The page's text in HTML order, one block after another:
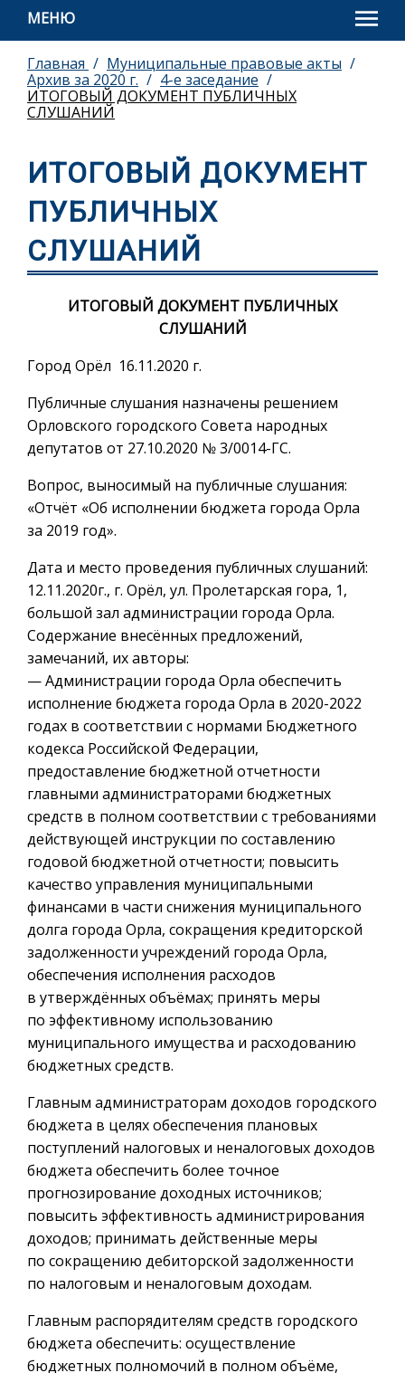
МЕНЮ
Главная
Муниципальные правовые акты
Архив за 2020 г.
4-е заседание
ИТОГОВЫЙ ДОКУМЕНТ ПУБЛИЧНЫХ
СЛУШАНИЙ
ИТОГОВЫЙ ДОКУМЕНТ
ПУБЛИЧНЫХ
СЛУШАНИЙ
ИТОГОВЫЙ ДОКУМЕНТ ПУБЛИЧНЫХ
СЛУШАНИЙ
Город Орёл 16.11.2020 г.
Публичные слушания назначены решением
Орловского городского Совета народных
депутатов от 27.10.2020 № 3/0014-ГС.
Вопрос, выносимый на публичные слушания:
«Отчёт «Об исполнении бюджета города Орла
за 2019 год».
Дата и место проведения публичных слушаний:
12.11.2020г., г. Орёл, ул. Пролетарская гора, 1,
большой зал администрации города Орла.
Содержание внесённых предложений,
замечаний, их авторы:
— Администрации города Орла обеспечить
исполнение бюджета города Орла в 2020-2022
годах в соответствии с нормами Бюджетного
кодекса Российской Федерации,
предоставление бюджетной отчетности
главными администраторами бюджетных
средств в полном соответствии с требованиями
действующей инструкции по составлению
годовой бюджетной отчетности; повысить
качество управления муниципальными
финансами в части снижения муниципального
долга города Орла, сокращения кредиторской
задолженности учреждений города Орла,
обеспечения исполнения расходов
в утверждённых объёмах; принять меры
по эффективному использованию
муниципального имущества и расходованию
бюджетных средств.
Главным администраторам доходов городского
бюджета в целях обеспечения плановых
поступлений налоговых и неналоговых доходов
бюджета обеспечить более точное
прогнозирование доходных источников;
повысить эффективность администрирования
доходов; принимать действенные меры
по сокращению дебиторской задолженности
по налоговым и неналоговым доходам.
Главным распорядителям средств городского
бюджета обеспечить: осуществление
бюджетных полномочий в полном объёме,